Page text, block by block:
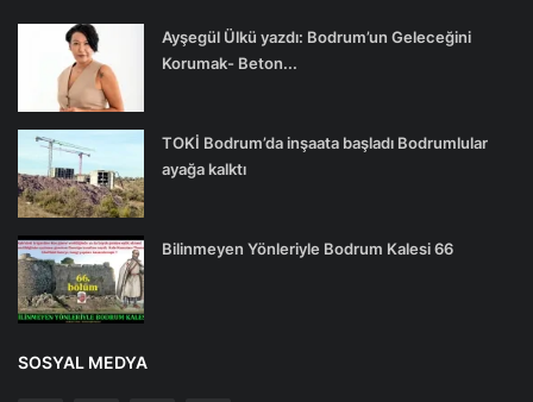
Ayşegül Ülkü yazdı: Bodrum’un Geleceğini
Korumak- Beton...
TOKİ Bodrum’da inşaata başladı Bodrumlular
ayağa kalktı
Bilinmeyen Yönleriyle Bodrum Kalesi 66
SOSYAL MEDYA